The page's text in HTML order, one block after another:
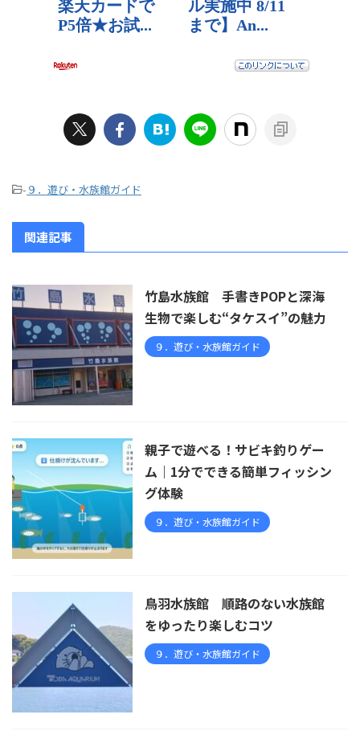
- ９．遊び・水族館ガイド
関連記事
竹島水族館 手書きPOPと深海
生物で楽しむ“タケスイ”の魅力
９．遊び・水族館ガイド
親子で遊べる！サビキ釣りゲー
ム｜1分でできる簡単フィッシン
グ体験
９．遊び・水族館ガイド
鳥羽水族館 順路のない水族館
をゆったり楽しむコツ
９．遊び・水族館ガイド